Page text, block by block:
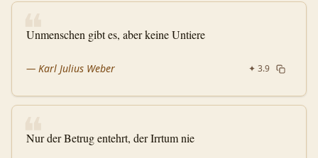
❝
Unmenschen gibt es, aber keine Untiere
— Karl Julius Weber ✦ 3.9
❝
Nur der Betrug entehrt, der Irrtum nie